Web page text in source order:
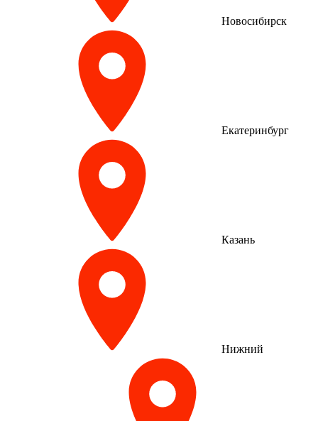
Новосибирск
Екатеринбург
Казань
Нижний